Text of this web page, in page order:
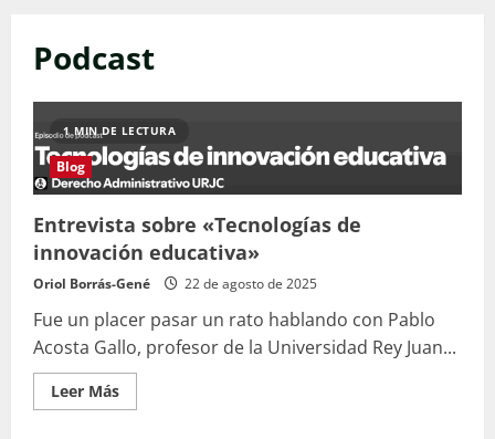
Podcast
1 MIN DE LECTURA
Blog
Entrevista sobre «Tecnologías de
innovación educativa»
Oriol Borrás-Gené 22 de agosto de 2025
Fue un placer pasar un rato hablando con Pablo
Acosta Gallo, profesor de la Universidad Rey Juan...
Leer MásLeer
más